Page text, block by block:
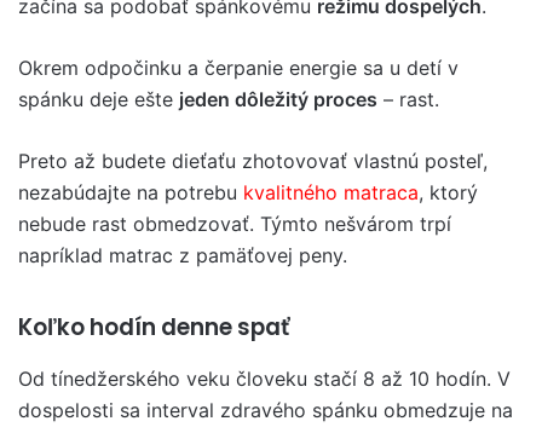
začína sa podobať spánkovému režimu dospelých.
Okrem odpočinku a čerpanie energie sa u detí v
spánku deje ešte jeden dôležitý proces – rast.
Preto až budete dieťaťu zhotovovať vlastnú posteľ,
nezabúdajte na potrebu kvalitného matraca, ktorý
nebude rast obmedzovať. Týmto nešvárom trpí
napríklad matrac z pamäťovej peny.
Koľko hodín denne spať
Od tínedžerského veku človeku stačí 8 až 10 hodín. V
dospelosti sa interval zdravého spánku obmedzuje na